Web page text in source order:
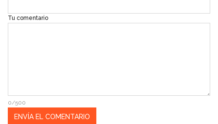
Tu comentario
0/500